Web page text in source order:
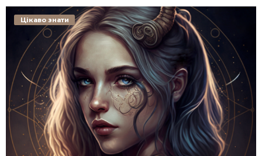
Цікаво знати